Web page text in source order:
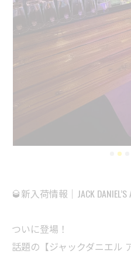
🥃新入荷情報｜JACK
ついに登場！
話題の【ジャックダニエル